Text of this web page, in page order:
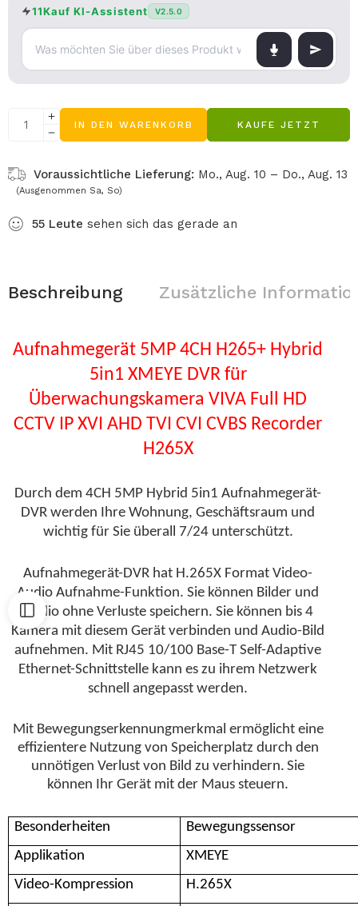
11Kauf KI-Assistent V2.5.0
IN DEN WARENKORB KAUFE JETZT
Voraussichtliche Lieferung: Mo., Aug. 10 – Do., Aug. 13
(Ausgenommen Sa, So)
55 Leute sehen sich das gerade an
Beschreibung Zusätzliche
Aufnahmegerät 5MP 4CH H265+ Hybrid
5in1 XMEYE DVR für
Überwachungskamera VIVA Full HD
CCTV IP XVI AHD TVI CVI CVBS Recorder
H265X
Durch dem 4CH 5MP Hybrid 5in1 Aufnahmegerät-
DVR werden Ihre Wohnung, Geschäftsraum und
wichtig für Sie überall 7/24 unterschützt.
Aufnahmegerät-DVR hat H.265X Format Video-
Audio Aufnahme-Funktion. Sie können Bilder und
Audio ohne Verluste speichern. Sie können bis 4
Kamera mit diesem Gerät verbinden und Audio-Bild
aufnehmen. Mit RJ45 10/100 Base-T Self-Adaptive
Ethernet-Schnittstelle kann es zu ihrem Netzwerk
schnell angepasst werden.
Mit Bewegungserkennungmerkmal ermöglicht eine
effizientere Nutzung von Speicherplatz durch den
unnötigen Verlust von Bild zu verhindern. Sie
können Ihr Gerät mit der Maus steuern.
Besonderheiten
Bewegungssensor
Applikation
XMEYE
Video-Kompression
H.265X